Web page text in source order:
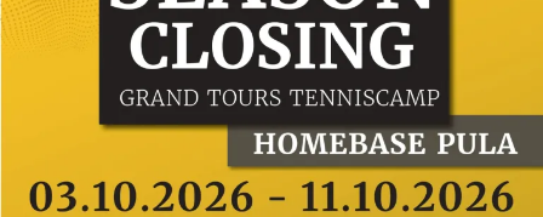
WELLNESS:
Dampfbad, Sauna, Infrarotkabine, Kräutersauna,
Whirlpool, Relax Zone mit Wasserbetten.
ZIMMER: